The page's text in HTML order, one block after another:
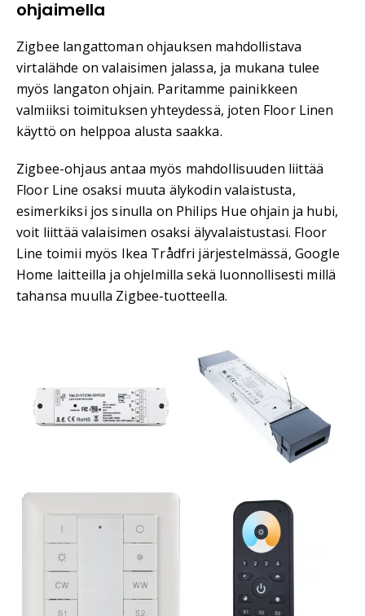
ohjaimella
Zigbee langattoman ohjauksen mahdollistava
virtalähde on valaisimen jalassa, ja mukana tulee
myös langaton ohjain. Paritamme painikkeen
valmiiksi toimituksen yhteydessä, joten Floor Linen
käyttö on helppoa alusta saakka.
Zigbee-ohjaus antaa myös mahdollisuuden liittää
Floor Line osaksi muuta älykodin valaistusta,
esimerkiksi jos sinulla on Philips Hue ohjain ja hubi,
voit liittää valaisimen osaksi älyvalaistustasi. Floor
Line toimii myös Ikea Trådfri järjestelmässä, Google
Home laitteilla ja ohjelmilla sekä luonnollisesti millä
tahansa muulla Zigbee-tuotteella.